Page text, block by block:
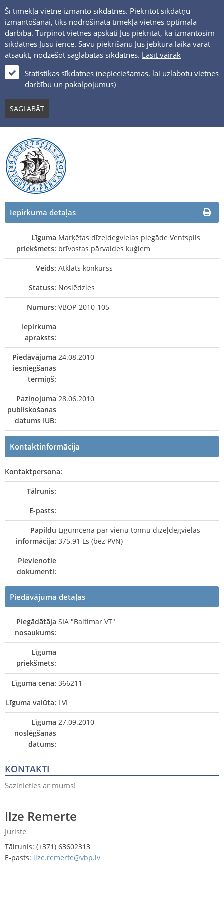
Šī tīmekļa vietne izmanto sīkdatnes. Piekrītot sīkdatņu
izmantošanai, tiks nodrošināta tīmekļa vietnes optimāla
darbība. Turpinot vietnes apskati Jūs piekrītat, ka izmantosim
sīkdatnes Jūsu ierīcē. Savu piekrišanu Jūs jebkurā laikā varat
atsaukt, nodzēšot saglabātās sīkdatnes. Lasīt vairāk
Statistikas sīkdatnes (nepieciešamas, lai uzlabotu vietnes
darbību un pakalpojumus)
SAGLABĀT
PUBLISKIE IEPIRKUMI
Iepirkuma detaļas
Līguma
priekšmets:
Marķētas dīzeļdegvielas piegāde Ventspils
brīvostas pārvaldes kuģiem
Veids: Atklāts konkurss
Statuss: Noslēdzies
Numurs: VBOP-2010-105
Iepirkuma
apraksts:
Piedāvājuma
iesniegšanas
termiņš:
24.08.2010
Paziņojuma
publiskošanas
datums IUB:
28.06.2010
Kontaktinformācija
Kontaktpersona:
Tālrunis:
E-pasts:
Papildu
informācija:
Līgumcena par vienu tonnu dīzeļdegvielas
375.91 Ls (bez PVN)
Pievienotie
dokumenti:
Piedāvājuma detaļas
Piegādātāja
nosaukums:
SIA "Baltimar VT"
Līguma
priekšmets:
Līguma cena: 366211
Līguma valūta: LVL
Līguma
noslēgšanas
datums:
27.09.2010
KONTAKTI
Sazinieties ar mums!
Ilze Remerte
Juriste
Tālrunis: (+371) 63602313
E-pasts: ilze.remerte@vbp.lv